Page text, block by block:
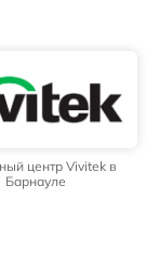
центр Vivitek в
Барнауле